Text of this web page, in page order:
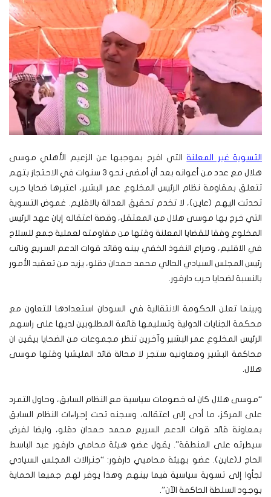
التسوية غير المعلنةالتي افرج بموجبها عن الزعيم الأهلي موسى
هلال مع عدد من أعوانه بعد أن أمضى نحو 3 سنوات في الاحتجاز بتهم
تتعلق بمقاومة نظام الرئيس المخلوع عمر البشير، اعتبرها ضحايا حرب
تحدثت اليهم (عاين)، لا تخدم تحقيق العدالة بالاقليم. غموض التسوية
التي خرج بها موسى هلال من المعتقل، وقصة اعتقاله إبان عهد الرئيس
المخلوع وفقا للقضايا المعلنة وقتها من مقاومته لعملية جمع للسلاح
في الاقليم، وصراع النفوذ الخفي بينه وقائد قوات الدعم السريع ونائب
رئيس المجلس السيادي الحالي محمد حمدان دقلو، يزيد من تعقيد الأمور
بالنسبة لضحايا حرب دارفور.
وبينما تعلن الحكومة الانتقالية في السودان استعدادها للتعاون مع
محكمة الجنايات الدولية وتسليمها قائمة المطلوبين لديها على راسهم
الرئيس المخلوع عمر البشير وآخرين تنظر مجموعات من الضحايا بيقين ان
محاكمة البشير ومعاونيه ستجر لا محالة قائد المليشيا وقتها موسى
هلال.
“موسى هلال كان له خصومات سياسية مع النظام السابق، وحاول التمرد
على المركز، ما أدى إلى اعتقاله، وسجنه تحت إجراءات النظام السابق
بمعاونة قائد قوات الدعم السريع محمد حمدان دقلو، وايضا لفرض
سيطرته على المنطقة”. يقول عضو هيئة محامي دارفور عبد الباسط
الحاج لـ(عاين). عضو بهيئة محاميي دارفور: “جنرالات المجلس السيادي
لجأوا إلى تسوية سياسية فيما بينهم وهذا يوفر لهم جميعا الحماية
بوجود السلطة الحاكمة الآن”.